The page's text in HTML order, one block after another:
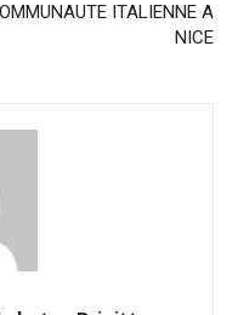
ITALIENNE A
NICE